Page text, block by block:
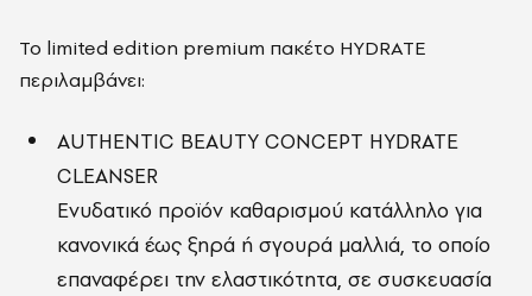
Το limited edition premium πακέτο HYDRATE
περιλαμβάνει:
AUTHENTIC BEAUTY CONCEPT HYDRATE
CLEANSER
Ενυδατικό προϊόν καθαρισμού κατάλληλο για
κανονικά έως ξηρά ή σγουρά μαλλιά, το οποίο
επαναφέρει την ελαστικότητα, σε συσκευασία